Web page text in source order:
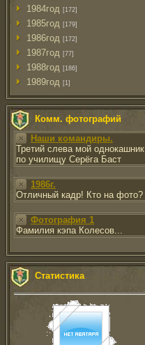
1984год [172]
1985год [179]
1986год [172]
1987год [77]
1988год [186]
1989год [1]
Комм. фотографий
Наши командиры.
Третий слева мой однокашник
по училищу Серёга Баст
1986г.
Отличный кадр! Кто на фото?
Фотография 1
Фамилия кэпа Колесов...
Статистика